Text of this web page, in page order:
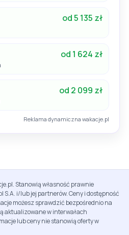
od 5 135 zł
od 1 624 zł
od 2 099 zł
Reklama dynamiczna wakacje.pl
Stanowią własność prawnie
S.A. i/lub jej partnerów. Ceny i dostępność
możesz sprawdzić bezpośrednio na
aktualizowane w interwałach
lub ceny nie stanowią oferty w